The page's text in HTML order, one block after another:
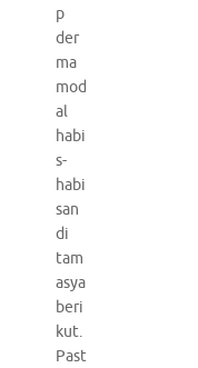
p
der
ma
mod
al
habi
s-
habi
san
di
tam
asya
beri
kut.
Past